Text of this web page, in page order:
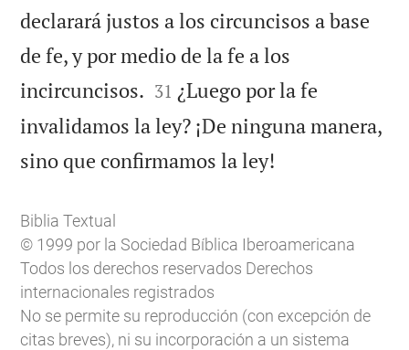
declarará justos a los circuncisos a base
de fe, y por medio de la fe a los
incircuncisos. 

31 ¿Luego por la fe
invalidamos la ley? ¡De ninguna manera,
sino que confirmamos la ley!
Biblia Textual
© 1999 por la Sociedad Bíblica Iberoamericana
Todos los derechos reservados Derechos
internacionales registrados
No se permite su reproducción (con excepción de
citas breves), ni su incorporación a un sistema